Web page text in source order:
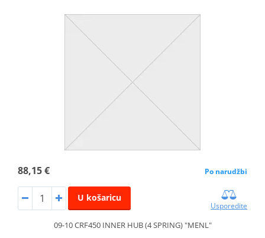
88,15 € Po narudžbi
U košaricu
Usporedite
09-10 CRF450 INNER HUB (4 SPRING) "MENL"